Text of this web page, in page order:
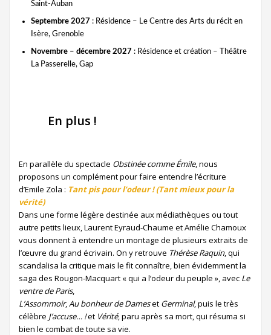
Saint-Auban
Septembre 2027 : Résidence – Le Centre des Arts du récit en
Isère, Grenoble
Novembre – décembre 2027 : Résidence et création – Théâtre
La Passerelle, Gap
En plus !
En parallèle du spectacle Obstinée comme Émile, nous
proposons un complément pour faire entendre l’écriture
d’Emile Zola : Tant pis pour l’odeur ! (Tant mieux pour la
vérité)
Dans une forme légère destinée aux médiathèques ou tout
autre petits lieux, Laurent Eyraud-Chaume et Amélie Chamoux
vous donnent à entendre un montage de plusieurs extraits de
l’œuvre du grand écrivain. On y retrouve Thérèse Raquin, qui
scandalisa la critique mais le fit connaître, bien évidemment la
saga des Rougon-Macquart « qui a l’odeur du peuple », avec Le
ventre de Paris,
L’Assommoir,Au bonheur de Dameset Germinal, puis le très
célèbre J’accuse… !et Vérité, paru après sa mort, qui résuma si
bien le combat de toute sa vie.